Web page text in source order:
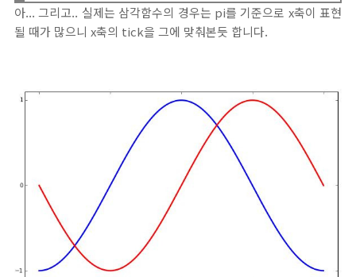
아... 그리고.. 실제는 삼각함수의 경우는 pi를 기준으로 x축이 표현
될 때가 많으니 x축의 tick을 그에 맞춰본듯 합니다.